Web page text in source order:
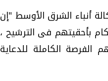
أنباء الشرق الأوسط "إن
بأحقيتهم فى الترشيح ،
الكاملة للدعاية